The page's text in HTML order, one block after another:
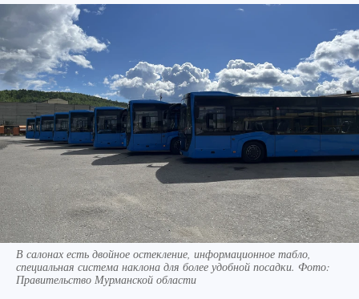
В салонах есть двойное остекление, информационное табло,
специальная система наклона для более удобной посадки. Фото:
Правительство Мурманской области